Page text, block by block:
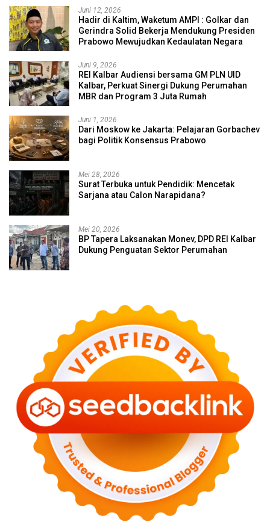
Juni 12, 2026
Hadir di Kaltim, Waketum AMPI : Golkar dan
Gerindra Solid Bekerja Mendukung Presiden
Prabowo Mewujudkan Kedaulatan Negara
Juni 9, 2026
REI Kalbar Audiensi bersama GM PLN UID
Kalbar, Perkuat Sinergi Dukung Perumahan
MBR dan Program 3 Juta Rumah
Juni 1, 2026
Dari Moskow ke Jakarta: Pelajaran Gorbachev
bagi Politik Konsensus Prabowo
Mei 28, 2026
Surat Terbuka untuk Pendidik: Mencetak
Sarjana atau Calon Narapidana?
Mei 20, 2026
BP Tapera Laksanakan Monev, DPD REI Kalbar
Dukung Penguatan Sektor Perumahan